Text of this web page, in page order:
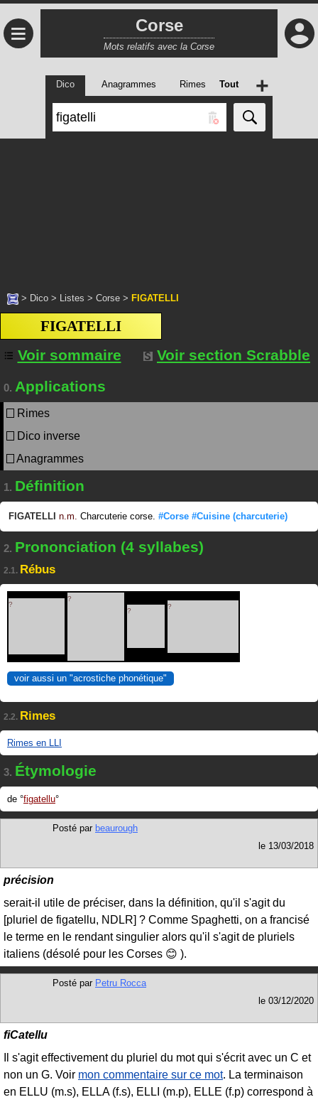
≡ Corse
Mots relatifs avec la Corse
Dico Anagrammes Rimes Tout +
> Dico > Listes > Corse > FIGATELLI
FIGATELLI
Voir sommaire
Voir section Scrabble
0. Applications
Rimes
Dico inverse
Anagrammes
1. Définition
FIGATELLI n.m. Charcuterie corse. #Corse #Cuisine (charcuterie)
2. Prononciation (4 syllabes)
2.1. Rébus
?
?
?
?
voir aussi un "acrostiche phonétique"
2.2. Rimes
Rimes en LLI
3. Étymologie
de figatellu
Posté par beaurough
le 13/03/2018
précision
serait-il utile de préciser, dans la définition, qu'il s'agit du
[pluriel de figatellu, NDLR] ? Comme Spaghetti, on a francisé
le terme en le rendant singulier alors qu'il s'agit de pluriels
italiens (désolé pour les Corses 😊 ).
Posté par Petru Rocca
le 03/12/2020
fiCatellu
Il s'agit effectivement du pluriel du mot qui s'écrit avec un C et
non un G. Voir mon commentaire sur ce mot. La terminaison
en ELLU (m.s), ELLA (f.s), ELLI (m.p), ELLE (f.p) correspond à